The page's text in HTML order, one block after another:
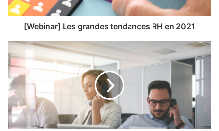
[Webinar] Les grandes tendances RH en 2021